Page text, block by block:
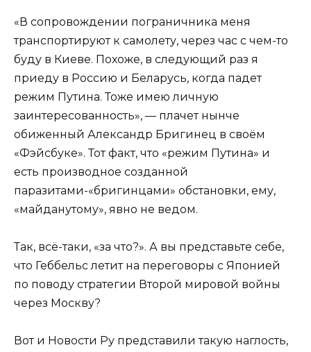
«В сопровождении пограничника меня
транспортируют к самолету, через час с чем-то
буду в Киеве. Похоже, в следующий раз я
приеду в Россию и Беларусь, когда падет
режим Путина. Тоже имею личную
заинтересованность», — плачет нынче
обиженный Александр Бригинец в своём
«Фэйсбуке». Тот факт, что «режим Путина» и
есть производное созданной
паразитами-«бригинцами» обстановки, ему,
«майданутому», явно не ведом.
Так, всё-таки, «за что?». А вы представьте себе,
что Геббельс летит на переговоры с Японией
по поводу стратегии Второй мировой войны
через Москву?
Вот и Новости Ру представили такую наглость,